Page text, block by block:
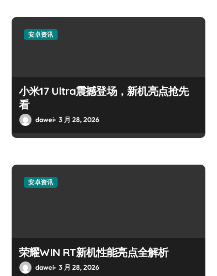
安卓资讯
小米17 Ultra震撼登场，新机亮点抢先
看
dawei 3 月 28, 2026
安卓资讯
荣耀WIN RT新机性能亮点全解析
dawei 3 月 28, 2026